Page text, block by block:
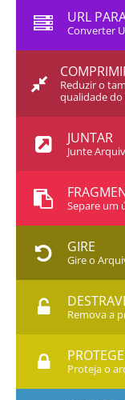
URL
Converter
Reduzir o
qualidade do
JUNTAR
Junte
Separe um
GIRE
Gire o
Remova a
Proteja o